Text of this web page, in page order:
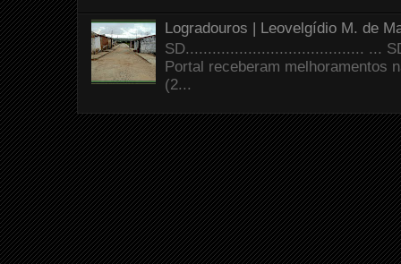
Logradouros | Leovelgídio M. de
SD........................................ ...
Portal receberam melhoramentos
(2...